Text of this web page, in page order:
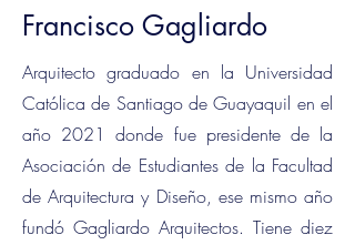
Francisco Gagliardo
Arquitecto graduado en la Universidad
Católica de Santiago de Guayaquil en el
año 2021 donde fue presidente de la
Asociación de Estudiantes de la Facultad
de Arquitectura y Diseño, ese mismo año
fundó Gagliardo Arquitectos. Tiene diez